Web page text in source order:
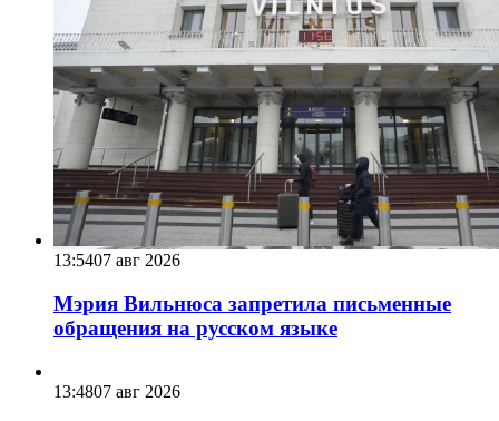
13:5407 авг 2026
Мэрия Вильнюса запретила письменные
обращения на русском языке
13:4807 авг 2026